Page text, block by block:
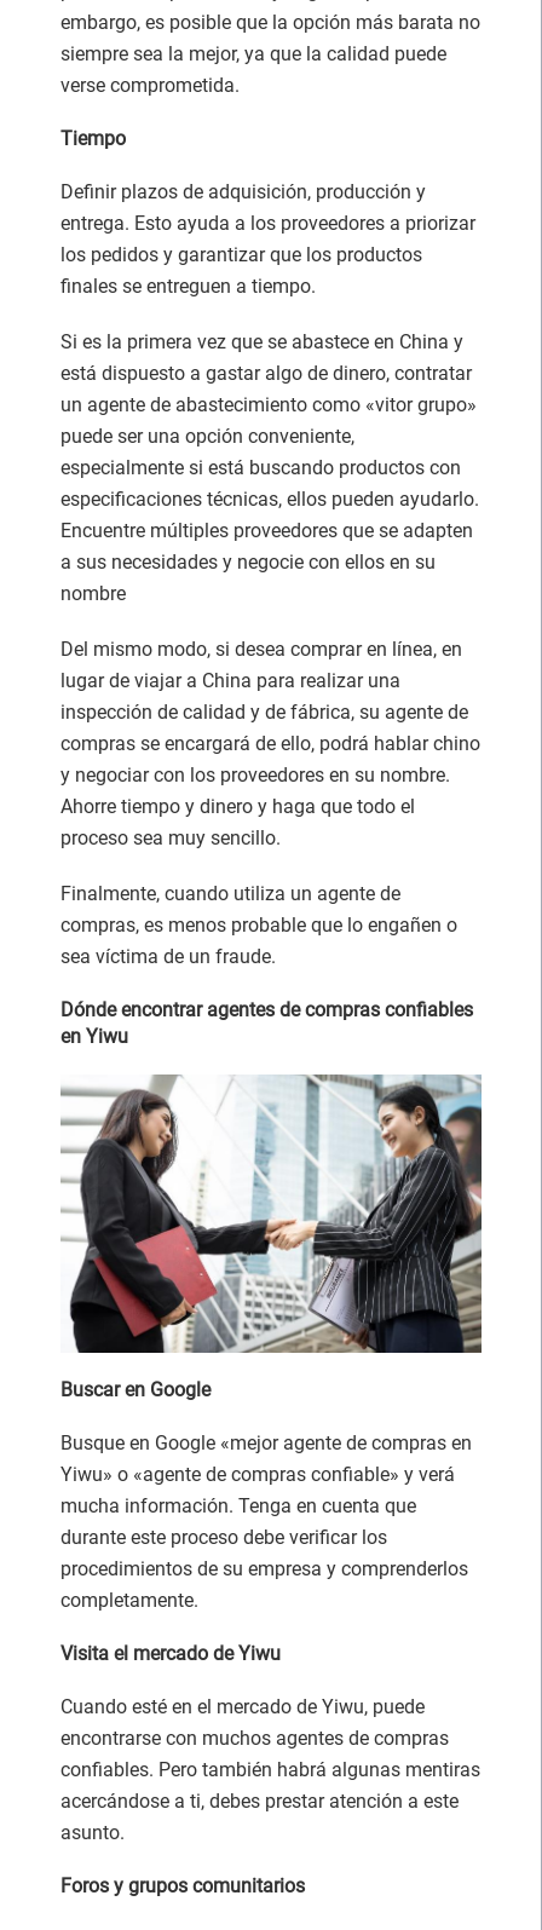
embargo, es posible que la opción más barata no
siempre sea la mejor, ya que la calidad puede
verse comprometida.
Tiempo
Definir plazos de adquisición, producción y
entrega. Esto ayuda a los proveedores a priorizar
los pedidos y garantizar que los productos
finales se entreguen a tiempo.
Si es la primera vez que se abastece en China y
está dispuesto a gastar algo de dinero, contratar
un agente de abastecimiento como «vitor grupo»
puede ser una opción conveniente,
especialmente si está buscando productos con
especificaciones técnicas, ellos pueden ayudarlo.
Encuentre múltiples proveedores que se adapten
a sus necesidades y negocie con ellos en su
nombre
Del mismo modo, si desea comprar en línea, en
lugar de viajar a China para realizar una
inspección de calidad y de fábrica, su agente de
compras se encargará de ello, podrá hablar chino
y negociar con los proveedores en su nombre.
Ahorre tiempo y dinero y haga que todo el
proceso sea muy sencillo.
Finalmente, cuando utiliza un agente de
compras, es menos probable que lo engañen o
sea víctima de un fraude.
Dónde encontrar agentes de compras confiables
en Yiwu
Buscar en Google
Busque en Google «mejor agente de compras en
Yiwu» o «agente de compras confiable» y verá
mucha información. Tenga en cuenta que
durante este proceso debe verificar los
procedimientos de su empresa y comprenderlos
completamente.
Visita el mercado de Yiwu
Cuando esté en el mercado de Yiwu, puede
encontrarse con muchos agentes de compras
confiables. Pero también habrá algunas mentiras
acercándose a ti, debes prestar atención a este
asunto.
Foros y grupos comunitarios